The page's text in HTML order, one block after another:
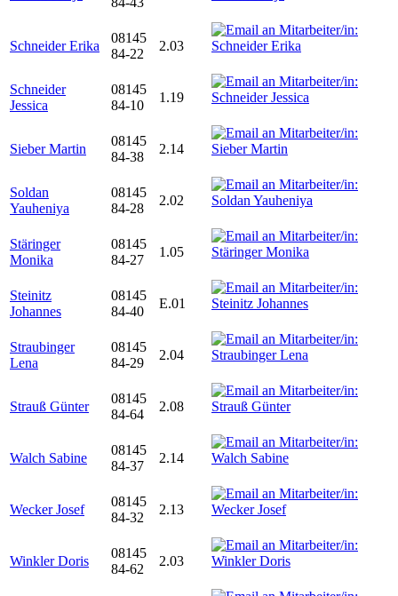
Schneider Erika
08145
84-22
2.03
Schneider
Jessica
08145
84-10
1.19
Sieber Martin
08145
84-38
2.14
Soldan
Yauheniya
08145
84-28
2.02
Stäringer
Monika
08145
84-27
1.05
Steinitz
Johannes
08145
84-40
E.01
Straubinger
Lena
08145
84-29
2.04
Strauß Günter
08145
84-64
2.08
Walch Sabine
08145
84-37
2.14
Wecker Josef
08145
84-32
2.13
Winkler Doris
08145
84-62
2.03